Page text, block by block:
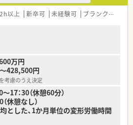
を導入しており、薬剤師が安心して調剤業
整えています。
カウンターです。
の選定などに現場の意見を反映させる仕
業務に関われます。
率が96%と非常に高く、多くの薬剤師が
させています。
ス制度を利用し、管理職や専門薬剤師とし
いる方が多いです。
りつけ薬剤師として患者様の健康を支える
る方が活躍中です。
以上 新卒可 未経験可 ブランク可
万円
428,500円
考慮のうえ決定
17：30（休憩60分）
休憩なし）
とした、1か月単位の変形労働時間